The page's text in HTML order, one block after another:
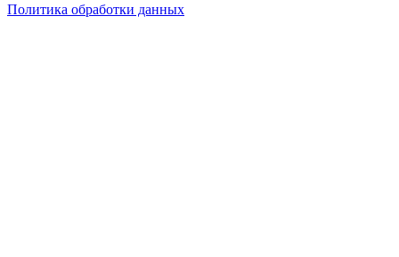
Политика обработки данных